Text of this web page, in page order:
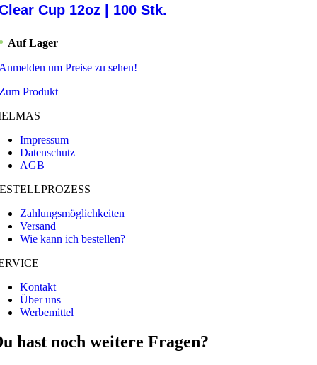
Cup 12oz | 100 Stk.
Auf Lager
um Preise zu sehen!
Produkt
Impressum
Datenschutz
AGB
Zahlungsmöglichkeiten
Versand
Wie kann ich bestellen?
Kontakt
Über uns
Werbemittel
hast noch weitere Fragen?